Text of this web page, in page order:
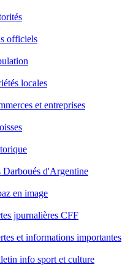
officiels
locales
et entreprises
Darboués d'Argentine
en image
jpurnalières CFF
et informations importantes
info sport et culture